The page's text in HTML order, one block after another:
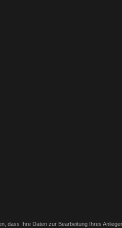
dass Ihre Daten zur Bearbeitung Ihres